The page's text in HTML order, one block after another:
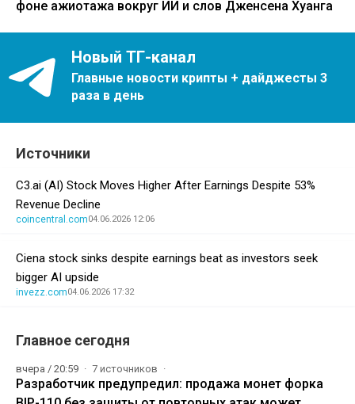
фоне ажиотажа вокруг ИИ и слов Дженсена Хуанга
Новый ТГ-канал
Главные новости крипты + дайджесты 3
раза в день
Источники
C3.ai (AI) Stock Moves Higher After Earnings Despite 53%
Revenue Decline
coincentral.com04.06.2026 12:06
Ciena stock sinks despite earnings beat as investors seek
bigger AI upside
invezz.com04.06.2026 17:32
Главное сегодня
вчера / 20:59 7 источников
Разработчик предупредил: продажа монет форка